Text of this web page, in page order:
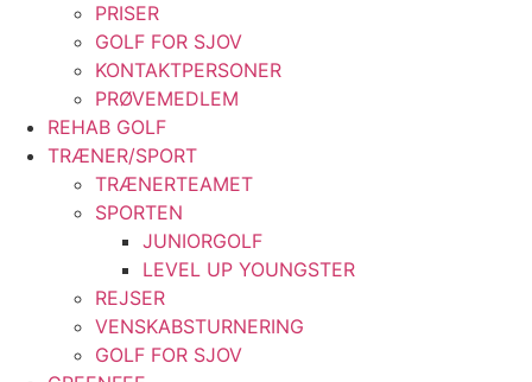
PRISER
GOLF FOR SJOV
KONTAKTPERSONER
PRØVEMEDLEM
REHAB GOLF
TRÆNER/SPORT
TRÆNERTEAMET
SPORTEN
JUNIORGOLF
LEVEL UP YOUNGSTER
REJSER
VENSKABSTURNERING
GOLF FOR SJOV